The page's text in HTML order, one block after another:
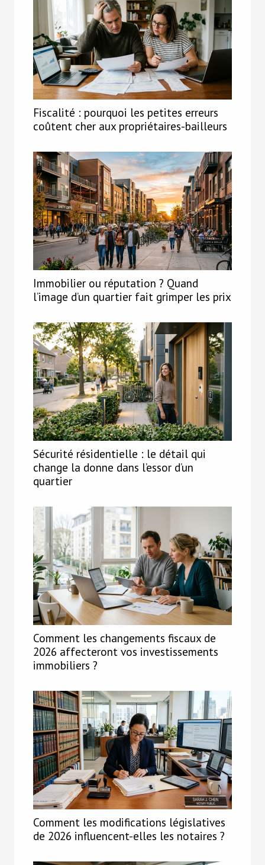
Fiscalité : pourquoi les petites erreurs
coûtent cher aux propriétaires-bailleurs
Immobilier ou réputation ? Quand
l’image d’un quartier fait grimper les prix
Sécurité résidentielle : le détail qui
change la donne dans l’essor d’un
quartier
Comment les changements fiscaux de
2026 affecteront vos investissements
immobiliers ?
Comment les modifications législatives
de 2026 influencent-elles les notaires ?